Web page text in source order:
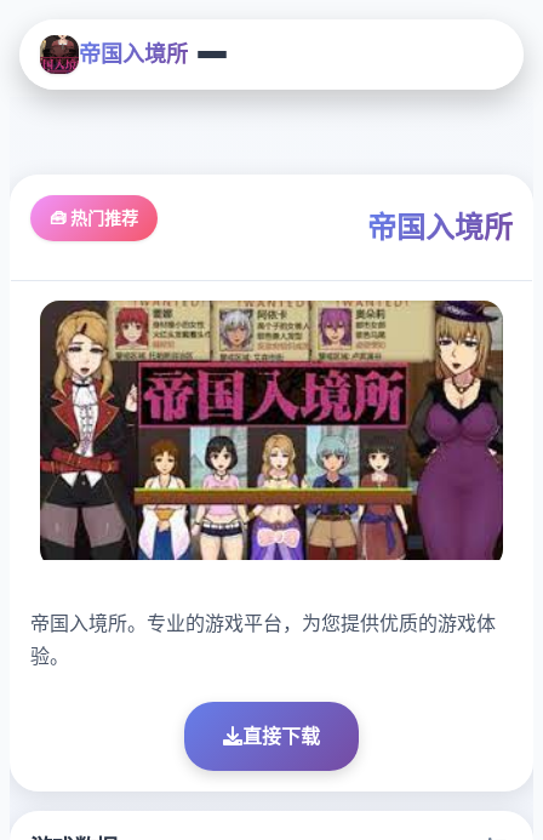
帝国入境所
🧰 热门推荐 帝国入境所
帝国入境所。专业的游戏平台，为您提供优质的游戏体
验。
直接下载